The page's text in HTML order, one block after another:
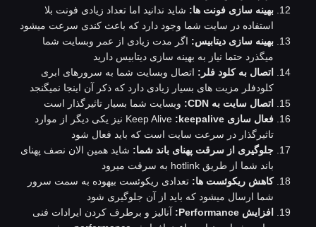
بهینه سازی فونت ها:شاید ندانید اما تعداد زیادی فونت بلا
استفاده در سایت شما وجود دارد که باعث کندی سرعت میشود
بهینه سازی دیتابیس:اگر مدت زیادی از عمر وبسایت شما
میگذرد حتما نیاز به بهینه سازی دیتابیس دارید
اتصال به کلود فلر: اتصال وبسایت شما به سرورهای ابری
کلودفلر مزیت های بسیار زیادی دارد که ذکر آن اینجا نمیگنجد
اتصال سایت به CDN:
وبسایت شما بسیار تاثیرگذار است
فعال سازیKeep Alive
:keepalive
نیز یکی دیگر از موارد
تاثیرگذار در سرعت سایت است که باید فعال شود
جلوگیری از سرقت پهنای باند شما:شاید همین الان نصف پهنای
باند شما از طریق hotlink به سرقت میرود
کاهش ریکوئست ها:تعدادی ریکوئست بیهوده به سمت سرور
شما ارسال میشود که باید از آن جلوگیری شود
افزایش Performance:
آنالیز و برطرف کردن ایرادات فنی